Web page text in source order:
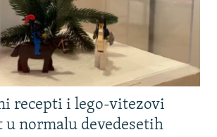
recepti i lego-vitezovi
normalu devedesetih